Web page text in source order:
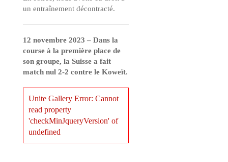
un entraînement décontracté.
12 novembre 2023 – Dans la
course à la première place de
son groupe, la Suisse a fait
match nul 2-2 contre le Koweït.
Unite Gallery Error: Cannot
read property
'checkMinJqueryVersion' of
undefined